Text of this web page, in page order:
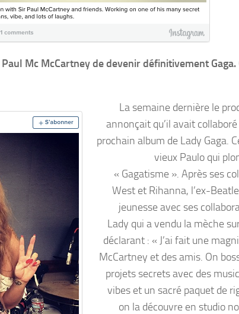
Mc McCartney de devenir définitivement Gaga.
La semaine dernière le
annonçait qu’il avait
prochain album de Lady Gaga.
vieux Paulo qui
« Gagatisme ». Après ses
West et Rihanna, l’ex-
jeunesse avec ses
Lady qui a vendu la mèche
déclarant : « J’ai fait une
McCartney et des amis. On
projets secrets avec des
vibes et un sacré paquet de
on la découvre en studio